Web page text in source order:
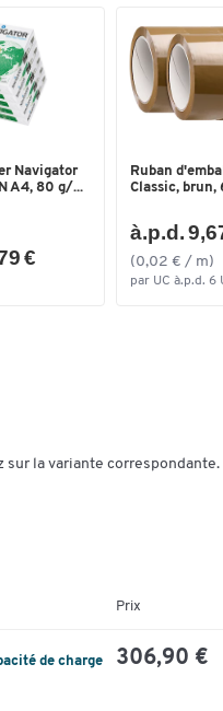
bleu
de la zone de
(mm)
495
de la zone de
(mm)
895
Navigator
A4, 80 g/...
€
Ruban
Classic, brun,
à.p.d.
(0,02 € / m)
par UC à.p.d. 6
la variante correspondante.
Prix
de charge
306,90 €